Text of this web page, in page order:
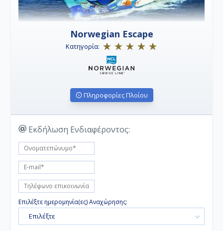
Norwegian Escape
Κατηγορία:
Πληροφορίες Πλοίου
Εκδήλωση Ενδιαφέροντος:
Επιλέξτε ημερομηνία(ες) Αναχώρησης:
Επιλέξτε